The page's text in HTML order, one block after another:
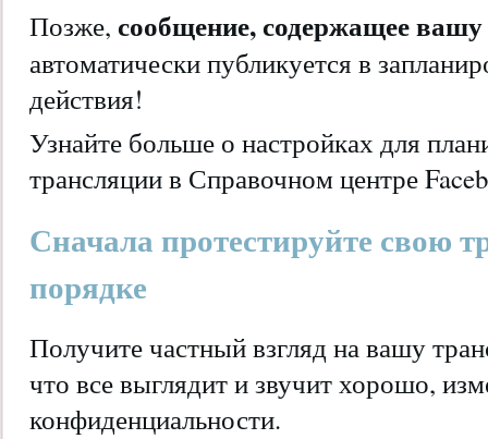
Позже, сообщение, содержащее
автоматически публикуется в
действия!
Узнайте больше о настройках для
трансляции в Справочном центре
Сначала протестируйте свою
порядке
Получите частный взгляд на вашу
что все выглядит и звучит хорошо,
конфиденциальности.